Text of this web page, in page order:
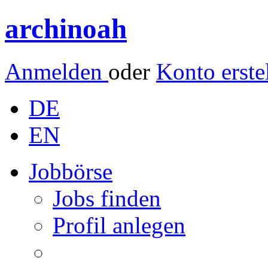
archinoah
Anmelden oder Konto
DE
EN
Jobbörse
Jobs finden
Profil anlegen